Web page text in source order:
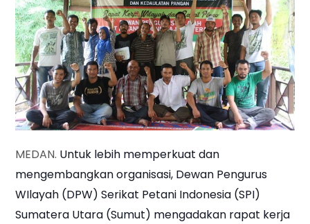
MEDAN. Untuk lebih memperkuat dan
mengembangkan organisasi, Dewan Pengurus
WIlayah (DPW) Serikat Petani Indonesia (SPI)
Sumatera Utara (Sumut) mengadakan rapat kerja